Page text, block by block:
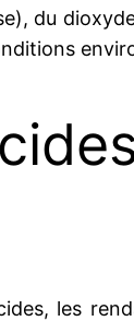
du
les